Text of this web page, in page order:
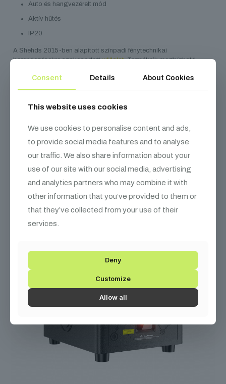
Auto és hangvezérelt mód
Aktív hűtés
IP20
A Shehds 2015-ben alapított színpadi fénytechnikai
berendezésekre szakosodottvállalat. Termékeik megbízható
felhasználási körben megállják helyüket. CE, ROHS, UL, FCC, TP,
TC, SAA és egyéb biztonsági tanúsítvánnyal rendelkeznek. A
szereplőjévé vált.
Kapcsolódótermékek
Consent Details About Cookies
This website uses cookies
We use cookies to personalise content and ads,
to provide social media features and to analyse
our traffic. We also share information about your
use of our site with our social media, advertising
and analytics partners who may combine it with
other information that you’ve provided to them or
that they’ve collected from your use of their
services.
Deny
Customize
Allow all